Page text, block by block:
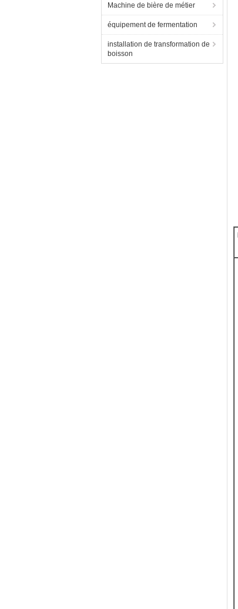
Machine de bière de métier
équipement de fermentation
installation de transformation de
boisson